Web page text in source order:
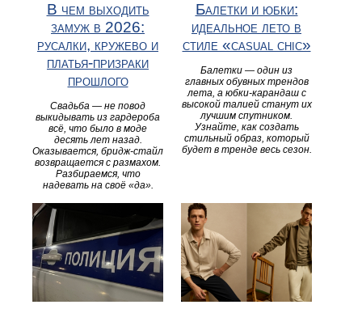
В чем выходить
замуж в 2026:
русалки, кружево и
платья-призраки
прошлого
Свадьба — не повод
выкидывать из гардероба
всё, что было в моде
десять лет назад.
Оказывается, бридж-стайл
возвращается с размахом.
Разбираемся, что
надевать на своё «да».
Балетки и юбки:
идеальное лето в
стиле «casual chic»
Балетки — один из
главных обувных трендов
лета, а юбки-карандаш с
высокой талией станут их
лучшим спутником.
Узнайте, как создать
стильный образ, который
будет в тренде весь сезон.